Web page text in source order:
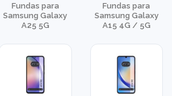
Fundas para
Samsung Galaxy
A25 5G
Fundas para
Samsung Galaxy
A15 4G / 5G